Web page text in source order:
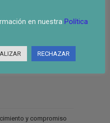
y compromiso
en nuestra Política
RECHAZAR